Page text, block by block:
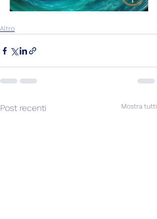
Altro
Post recenti Mostra tutti